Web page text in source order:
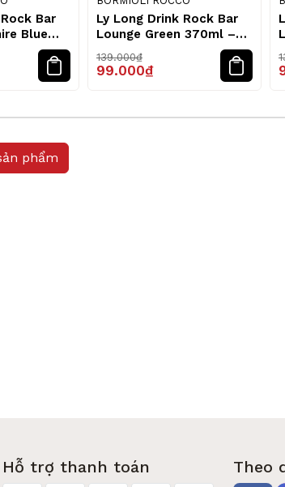
Bar
Blue
Rocco
Ly Long Drink Rock Bar
Lounge Green 370ml –
Bormioli Rocco
139.000₫
99.000₫
phẩm
Hỗ trợ thanh toán Theo